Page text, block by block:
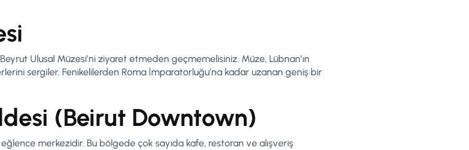
Ulusal Müzesi’ni ziyaret etmeden geçmemelisiniz. Müze, Lübnan’ın
sergiler. Fenikelilerden Roma İmparatorluğu’na kadar uzanan geniş bir
(Beirut Downtown)
merkezidir. Bu bölgede çok sayıda kafe, restoran ve alışveriş